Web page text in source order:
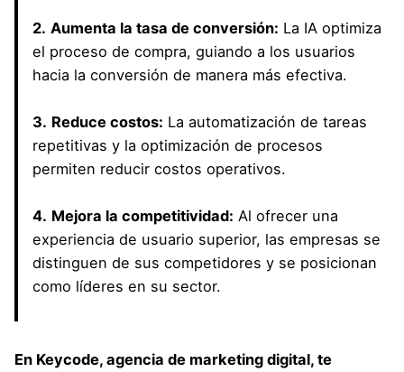
2. Aumenta la tasa de conversión: La IA optimiza
el proceso de compra, guiando a los usuarios
hacia la conversión de manera más efectiva.
3. Reduce costos: La automatización de tareas
repetitivas y la optimización de procesos
permiten reducir costos operativos.
4. Mejora la competitividad: Al ofrecer una
experiencia de usuario superior, las empresas se
distinguen de sus competidores y se posicionan
como líderes en su sector.
En Keycode, agencia de marketing digital, te